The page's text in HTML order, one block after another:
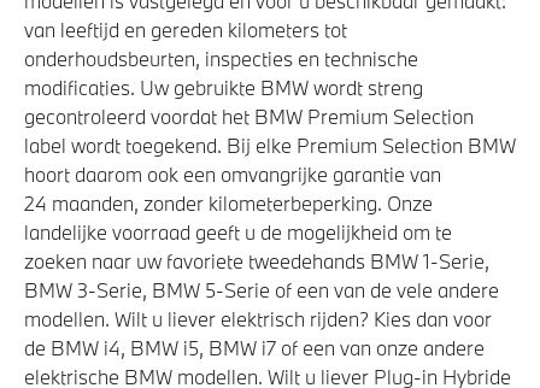
Variable Sport Steering
xDrive - Vierwielaandrijving
Veiligheid
Deactiverings mogelijkheid voorpassagiersairbag
Actieve Voetgangersbescherming
van leeftijd en gereden kilometers tot
onderhoudsbeurten, inspecties en technische
modificaties. Uw gebruikte BMW wordt streng
gecontroleerd voordat het BMW Premium Selection
label wordt toegekend. Bij elke Premium Selection BMW
hoort daarom ook een omvangrijke garantie van
24 maanden, zonder kilometerbeperking. Onze
landelijke voorraad geeft u de mogelijkheid om te
zoeken naar uw favoriete tweedehands BMW 1-Serie,
BMW 3-Serie, BMW 5-Serie of een van de vele andere
modellen. Wilt u liever elektrisch rijden? Kies dan voor
de BMW i4, BMW i5, BMW i7 of een van onze andere
elektrische BMW modellen. Wilt u liever Plug-in Hybride